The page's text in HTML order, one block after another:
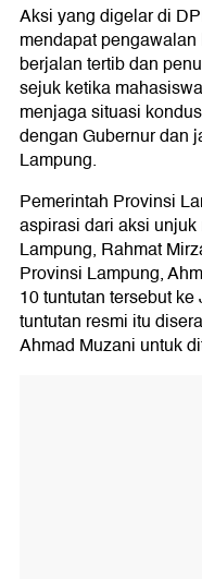
Aksi yang digelar di
mendapat
berjalan tertib dan
sejuk ketika
menjaga situasi
dengan Gubernur dan
Lampung.
Pemerintah Provinsi
aspirasi dari aksi
Lampung, Rahmat
Provinsi Lampung,
10 tuntutan tersebut
tuntutan resmi itu
Ahmad Muzani untuk